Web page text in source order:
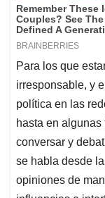
Para los que
irresponsable, y
política en las
hasta en
conversar y
se habla desde
opiniones de